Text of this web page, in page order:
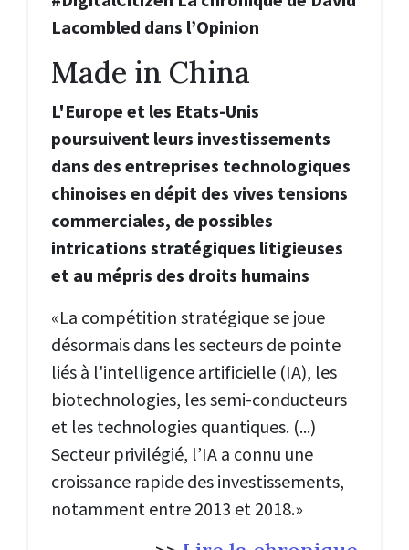
Lacombled dans l’Opinion
Made in China
L'Europe et les Etats-Unis
poursuivent leurs investissements
dans des entreprises technologiques
chinoises en dépit des vives tensions
commerciales, de possibles
intrications stratégiques litigieuses
et au mépris des droits humains
«La compétition stratégique se joue
désormais dans les secteurs de pointe
liés à l'intelligence artificielle (IA), les
biotechnologies, les semi-conducteurs
et les technologies quantiques. (...)
Secteur privilégié, l’IA a connu une
croissance rapide des investissements,
notamment entre 2013 et 2018.»